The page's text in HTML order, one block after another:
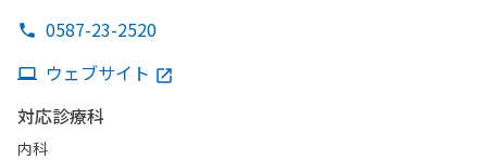
0587-23-2520
ウェブサイト
対応診療科
内科